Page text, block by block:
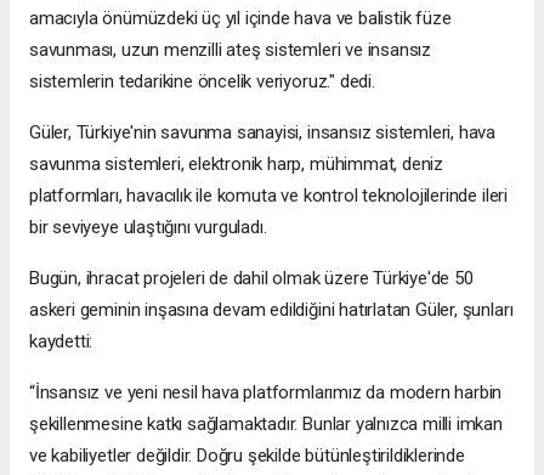
amacıyla önümüzdeki üç yıl içinde hava ve balistik füze
savunması, uzun menzilli ateş sistemleri ve insansız
sistemlerin tedarikine öncelik veriyoruz." dedi.
Güler, Türkiye'nin savunma sanayisi, insansız sistemleri, hava
savunma sistemleri, elektronik harp, mühimmat, deniz
platformları, havacılık ile komuta ve kontrol teknolojilerinde ileri
bir seviyeye ulaştığını vurguladı.
Bugün, ihracat projeleri de dahil olmak üzere Türkiye'de 50
askeri geminin inşasına devam edildiğini hatırlatan Güler, şunları
kaydetti:
“İnsansız ve yeni nesil hava platformlarımız da modern harbin
şekillenmesine katkı sağlamaktadır. Bunlar yalnızca milli imkan
ve kabiliyetler değildir. Doğru şekilde bütünleştirildiklerinde